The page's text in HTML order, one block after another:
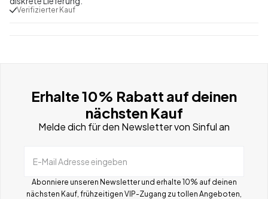
Verifizierter Kauf
Erhalte 10% Rabatt auf deinen
nächsten Kauf
Melde dich für den Newsletter von Sinful an
E-Mail Adresse eingeben
Abonniere unseren Newsletter und erhalte 10% auf deinen
nächsten Kauf, frühzeitigen VIP-Zugang zu tollen Angeboten,